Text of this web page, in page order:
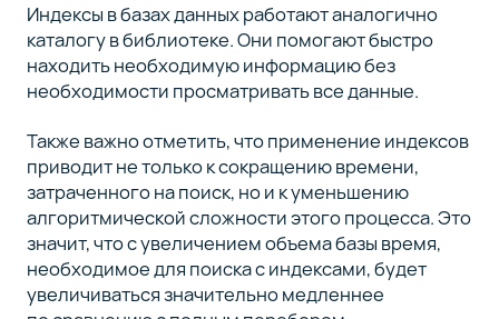
Индексы в базах данных работают аналогично
каталогу в библиотеке. Они помогают быстро
находить необходимую информацию без
необходимости просматривать все данные.
Также важно отметить, что применение индексов
приводит не только к сокращению времени,
затраченного на поиск, но и к уменьшению
алгоритмической сложности этого процесса. Это
значит, что с увеличением объема базы время,
необходимое для поиска с индексами, будет
увеличиваться значительно медленнее